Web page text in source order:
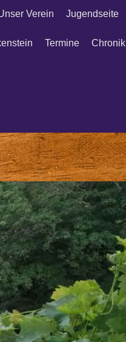
Verein Jugendseite
Termine Chronik